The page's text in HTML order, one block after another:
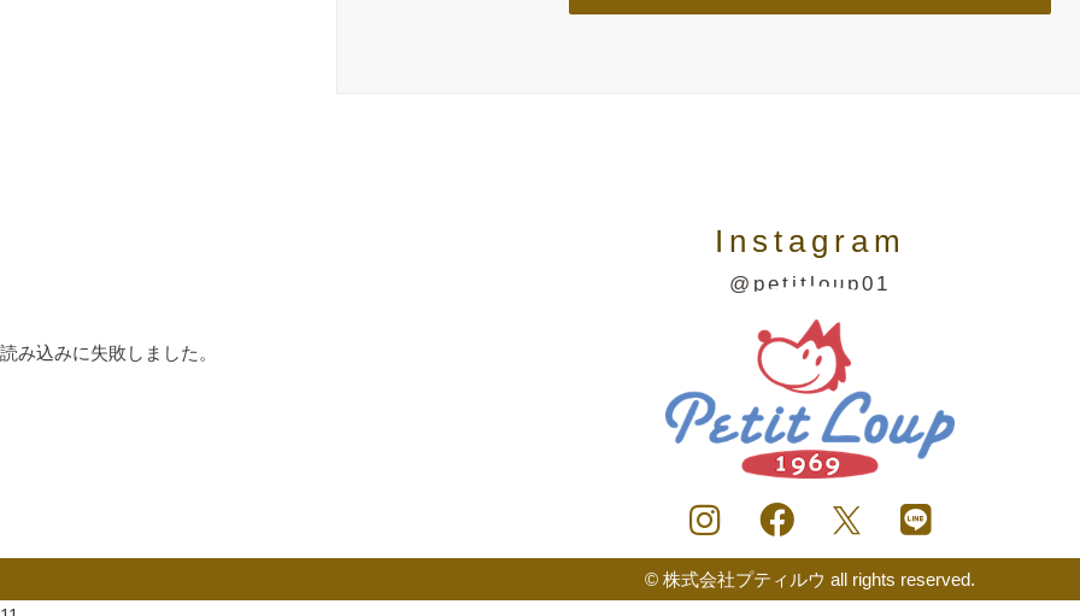
Instagram
@petitloup01
読み込みに失敗しました。
© 株式会社プティルウ all rights reserved.